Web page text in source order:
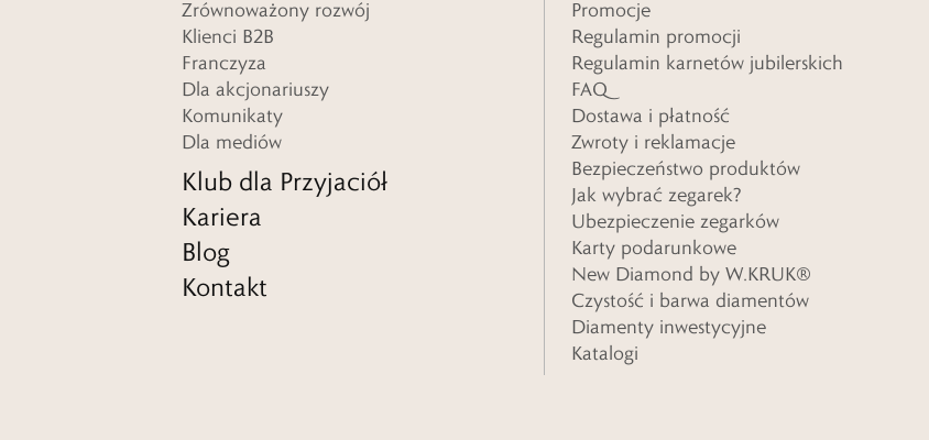
Zrównoważony rozwój
Klienci B2B
Franczyza
Dla akcjonariuszy
Komunikaty
Dla mediów
Klub dla Przyjaciół
Kariera
Blog
Kontakt
Promocje
Regulamin promocji
Regulamin karnetów jubilerskich
FAQ
Dostawa i płatność
Zwroty i reklamacje
Bezpieczeństwo produktów
Jak wybrać zegarek?
Ubezpieczenie zegarków
Karty podarunkowe
New Diamond by W.KRUK®
Czystość i barwa diamentów
Diamenty inwestycyjne
Katalogi